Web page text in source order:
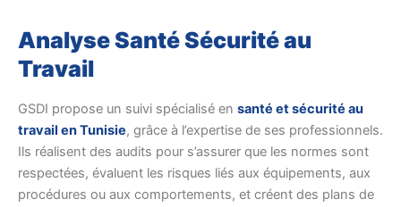
Analyse Santé Sécurité au
Travail
GSDI propose un suivi spécialisé en santé et sécurité au
travail en Tunisie, grâce à l’expertise de ses professionnels.
Ils réalisent des audits pour s’assurer que les normes sont
respectées, évaluent les risques liés aux équipements, aux
procédures ou aux comportements, et créent des plans de